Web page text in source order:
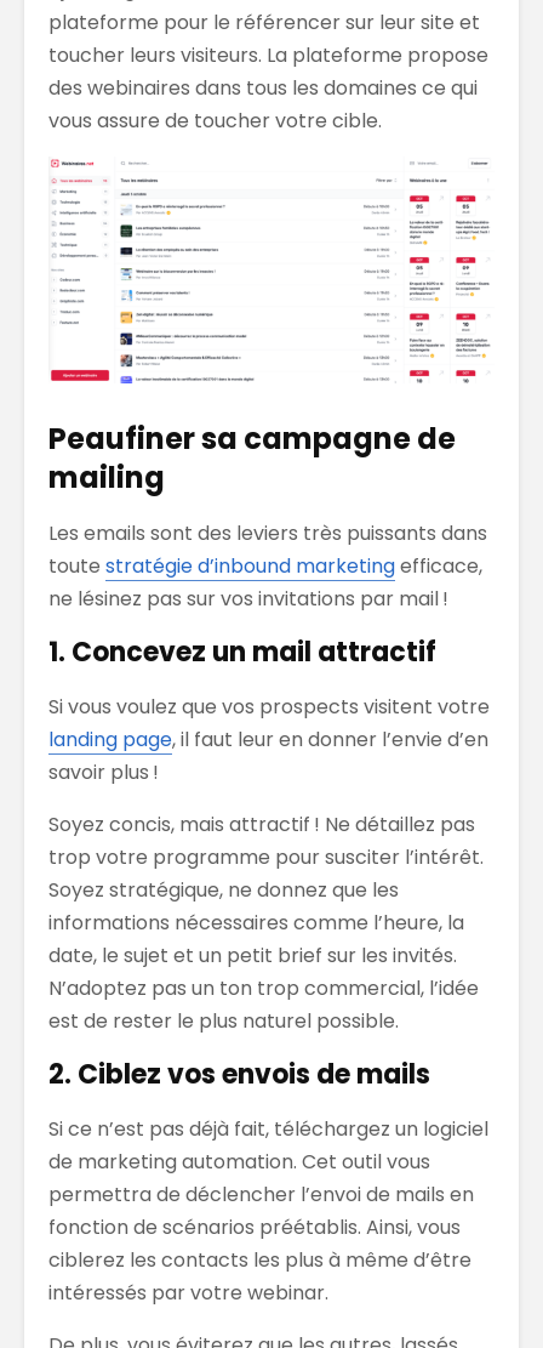
plateforme pour le référencer sur leur site et
toucher leurs visiteurs. La plateforme propose
des webinaires dans tous les domaines ce qui
vous assure de toucher votre cible.
Peaufiner sa campagne de
mailing
Les emails sont des leviers très puissants dans
toute stratégie d’inbound marketingefficace,
ne lésinez pas sur vos invitations par mail !
1. Concevez un mail attractif
Si vous voulez que vos prospects visitent votre
landing page, il faut leur en donner l’envie d’en
savoir plus !
Soyez concis, mais attractif ! Ne détaillez pas
trop votre programme pour susciter l’intérêt.
Soyez stratégique, ne donnez que les
informations nécessaires comme l’heure, la
date, le sujet et un petit brief sur les invités.
N’adoptez pas un ton trop commercial, l’idée
est de rester le plus naturel possible.
2. Ciblez vos envois de mails
Si ce n’est pas déjà fait, téléchargez un logiciel
de marketing automation. Cet outil vous
permettra de déclencher l’envoi de mails en
fonction de scénarios préétablis. Ainsi, vous
ciblerez les contacts les plus à même d’être
intéressés par votre webinar.